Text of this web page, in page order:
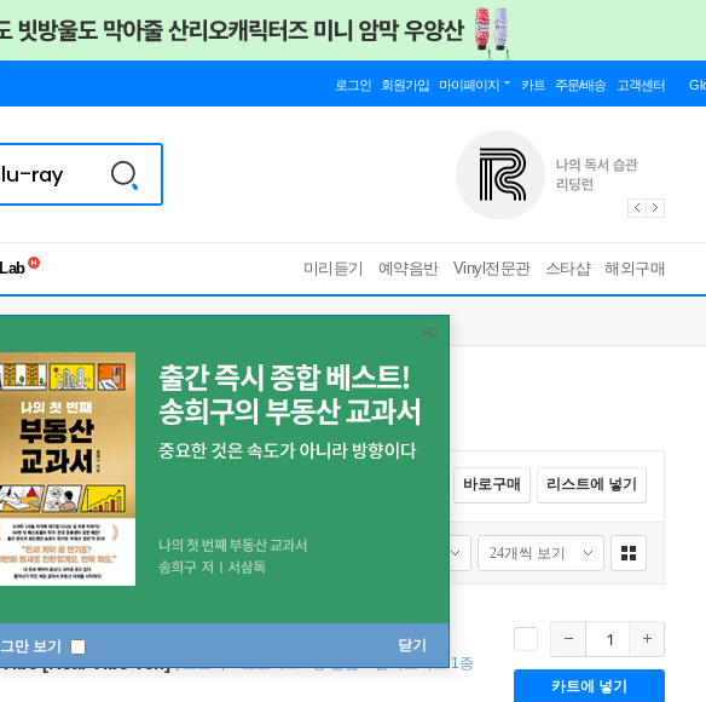
로그인 회원가입 마이페이지 카트 주문/배송 고객센터
형검사
미리듣기 예약음반 Vinyl전문관 스타샵 해외구매
만 보기 닫기
바로구매 리스트에 넣기
[Real Vibe Ver.] [포토북 + 포토카드 1종 랜덤 + 폴라로이드 1종
카트에 넣기